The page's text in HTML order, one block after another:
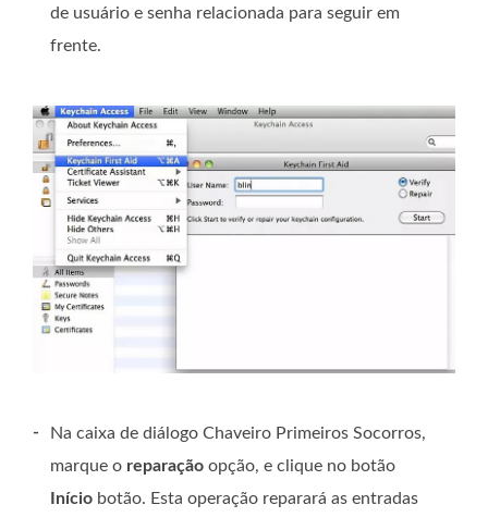
de usuário e senha relacionada para seguir em
frente.
-
Na caixa de diálogo Chaveiro Primeiros Socorros,
marque o reparação opção, e clique no botão
Início botão. Esta operação reparará as entradas